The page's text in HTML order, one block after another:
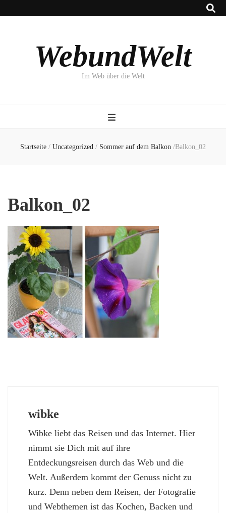
WebundWelt
Im Web über die Welt
Startseite / Uncategorized / Sommer auf dem Balkon /Balkon_02
Balkon_02
wibke
Wibke liebt das Reisen und das Internet. Hier
nimmt sie Dich mit auf ihre
Entdeckungsreisen durch das Web und die
Welt. Außerdem kommt der Genuss nicht zu
kurz. Denn neben dem Reisen, der Fotografie
und Webthemen ist das Kochen, Backen und